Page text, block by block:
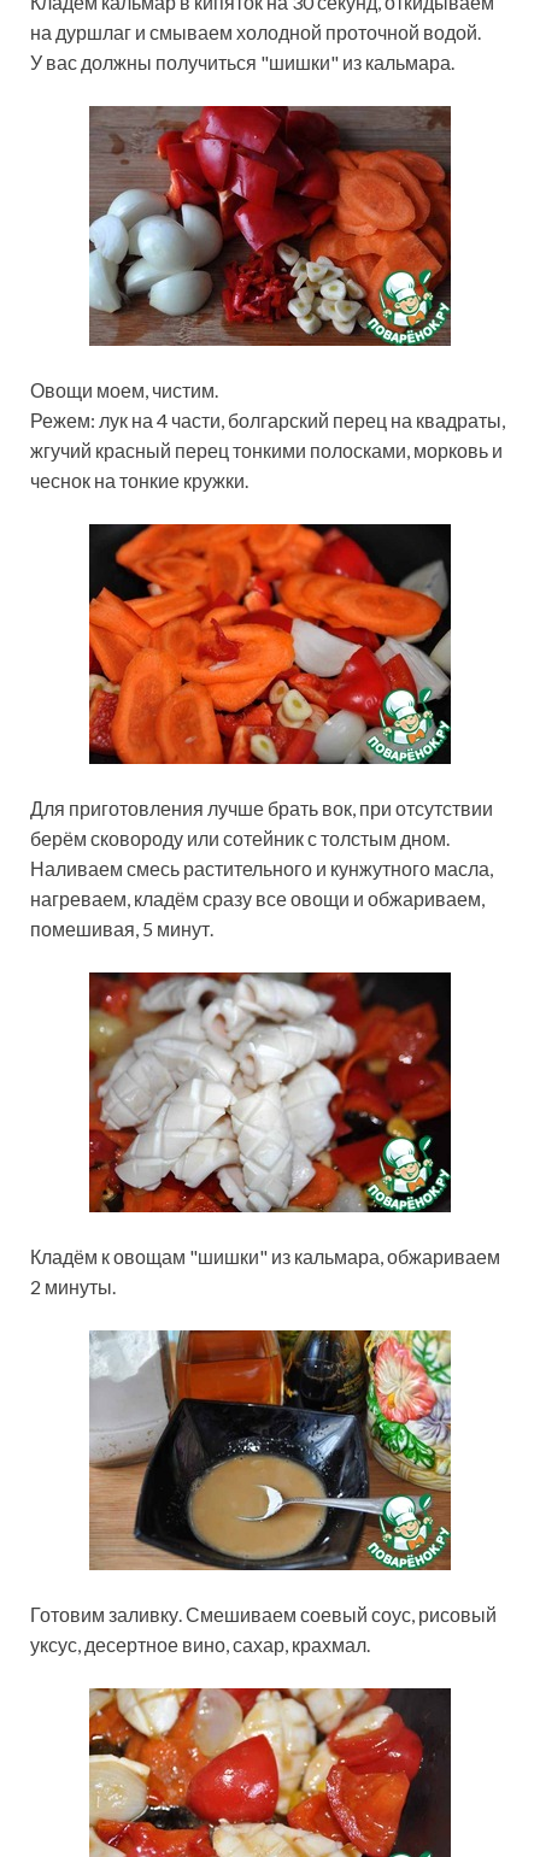
на дуршлаг и смываем холодной проточной водой.
У вас должны получиться "шишки" из кальмара.
Овощи моем, чистим.
Режем: лук на 4 части, болгарский перец на квадраты,
жгучий красный перец тонкими полосками, морковь и
чеснок на тонкие кружки.
Для приготовления лучше брать вок, при отсутствии
берём сковороду или сотейник с толстым дном.
Наливаем смесь растительного и кунжутного масла,
нагреваем, кладём сразу все овощи и обжариваем,
помешивая, 5 минут.
Кладём к овощам "шишки" из кальмара, обжариваем
2 минуты.
Готовим заливку. Смешиваем соевый соус, рисовый
уксус, десертное вино, сахар, крахмал.